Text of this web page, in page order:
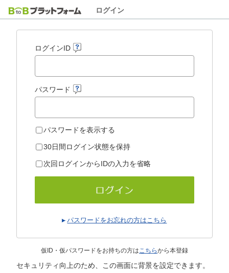
ログイン
ログインID
パスワード
パスワードを表示する
30日間ログイン状態を保持
次回ログインからIDの入力を省略
パスワードをお忘れの方はこちら
仮ID・仮パスワードをお持ちの方はこちらから本登録
セキュリティ向上のため、この画面に背景を設定できます。